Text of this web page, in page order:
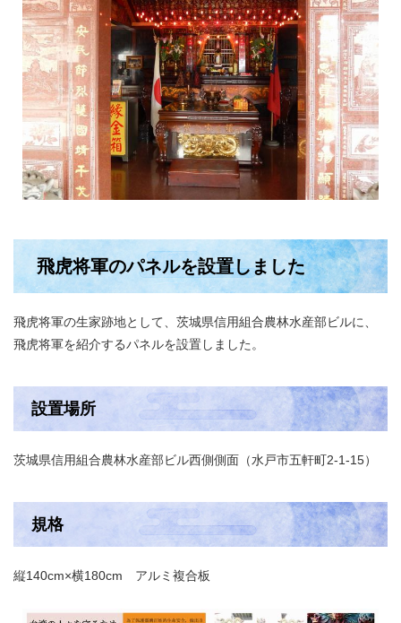
飛虎将軍のパネルを設置しました
飛虎将軍の生家跡地として、茨城県信用組合農林水産部ビルに、
飛虎将軍を紹介するパネルを設置しました。
設置場所
茨城県信用組合農林水産部ビル西側側面（水戸市五軒町2-1-15）
規格
縦140cm×横180cm アルミ複合板